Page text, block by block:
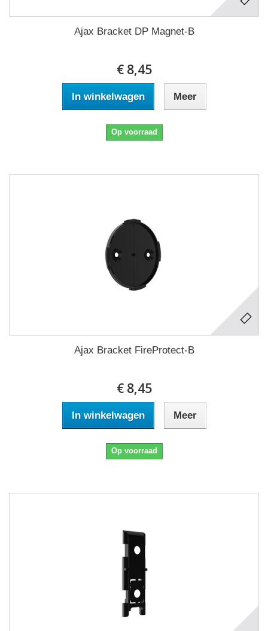
Ajax Bracket DP Magnet-B
€ 8,45
In winkelwagen Meer
Op voorraad
Ajax Bracket FireProtect-B
€ 8,45
In winkelwagen Meer
Op voorraad